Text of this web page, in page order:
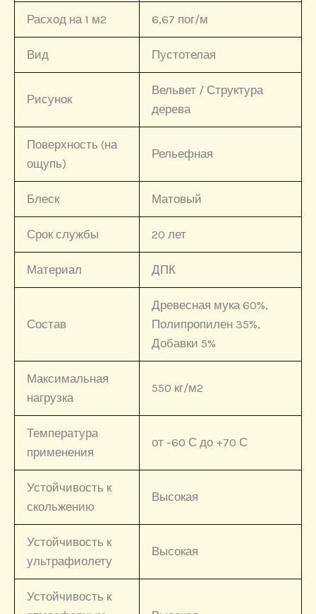
Расход на 1 м2 6,67 пог/м
Вид Пустотелая
Рисунок
Вельвет / Структура
дерева
Поверхность (на
ощупь)
Рельефная
Блеск Матовый
Срок службы 20 лет
Материал ДПК
Состав
Древесная мука 60%,
Полипропилен 35%,
Добавки 5%
Максимальная
нагрузка
550 кг/м2
Температура
применения
от -60 С до +70 С
Устойчивость к
скольжению
Высокая
Устойчивость к
ультрафиолету
Высокая
Устойчивость к